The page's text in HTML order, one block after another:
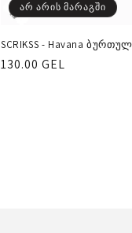
არ არის მარაგში
SCRIKSS - Havana
რეგულარული
130.00 GEL